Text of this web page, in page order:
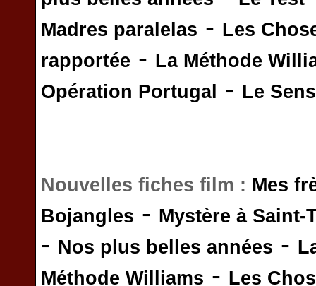
Madres paralelas - Les
rapportée - La Méthode
Opération Portugal
- Le
Nouvelles fiches film : Mes
Bojangles - Mystère à Saint-
- Nos plus belles années -
Méthode Williams - Les